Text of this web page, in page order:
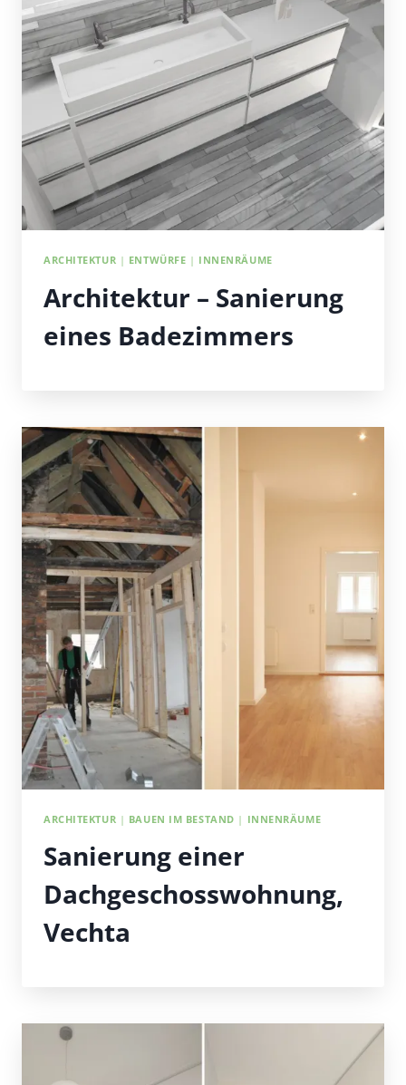
ARCHITEKTUR | ENTWÜRFE | INNENRÄUME
Architektur – Sanierung
eines Badezimmers
ARCHITEKTUR | BAUEN IM BESTAND | INNENRÄUME
Sanierung einer
Dachgeschosswohnung,
Vechta